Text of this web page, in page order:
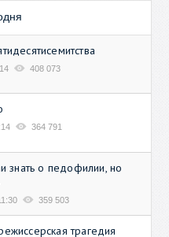
408 073
364 791
знать о педофилии, но
359 503
трагедия